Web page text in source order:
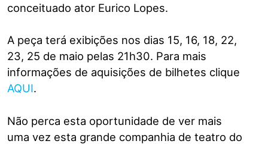
conceituado ator Eurico Lopes.
A peça terá exibições nos dias 15, 16, 18, 22,
23, 25 de maio pelas 21h30. Para mais
informações de aquisições de bilhetes clique
AQUI.
Não perca esta oportunidade de ver mais
uma vez esta grande companhia de teatro do